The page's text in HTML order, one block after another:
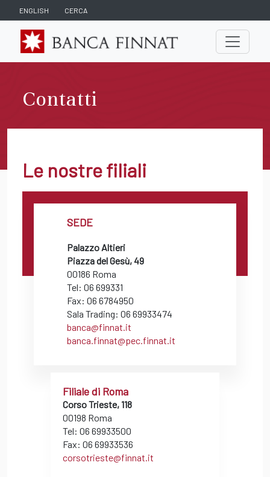
ENGLISH CERCA
Contatti
Le nostre filiali
SEDE
Palazzo Altieri
Piazza del Gesù, 49
00186 Roma
Tel: 06 699331
Fax: 06 6784950
Sala Trading: 06 69933474
banca@finnat.it
banca.finnat@pec.finnat.it
Filiale di Roma
Corso Trieste, 118
00198 Roma
Tel: 06 69933500
Fax: 06 69933536
corsotrieste@finnat.it